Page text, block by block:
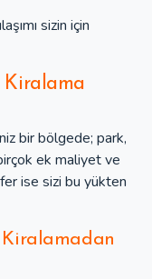
sizin için
Kiralama
bir bölgede; park,
ek maliyet ve
ise sizi bu yükten
Kiralamadan